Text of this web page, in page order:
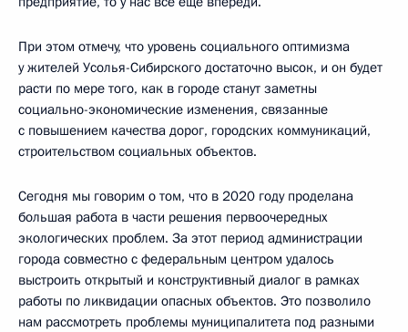
При этом отмечу, что уровень социального оптимизма
у жителей Усолья-Сибирского достаточно высок, и он будет
расти по мере того, как в городе станут заметны
социально-экономические изменения, связанные
с повышением качества дорог, городских коммуникаций,
строительством социальных объектов.
Сегодня мы говорим о том, что в 2020 году проделана
большая работа в части решения первоочередных
экологических проблем. За этот период администрации
города совместно с федеральным центром удалось
выстроить открытый и конструктивный диалог в рамках
работы по ликвидации опасных объектов. Это позволило
нам рассмотреть проблемы муниципалитета под разными